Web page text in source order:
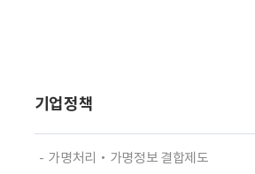
기업정책
가명처리‧가명정보 결합제도